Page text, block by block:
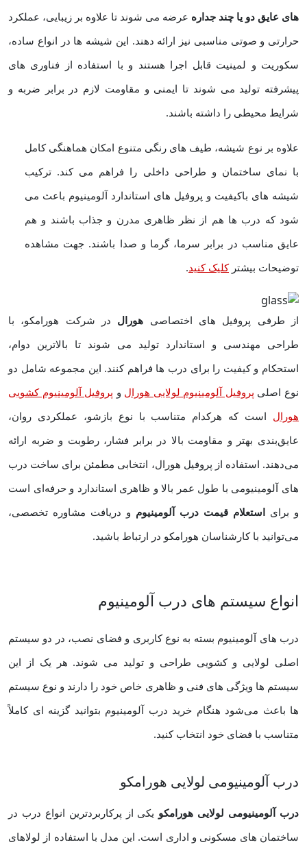
های عایق دو یا چند جداره عرضه می ‌شوند تا علاوه بر زیبایی، عملکرد
حرارتی و صوتی مناسبی نیز ارائه دهند. این شیشه‌ ها در انواع ساده،
سکوریت و لمینیت قابل اجرا هستند و با استفاده از فناوری ‌های
پیشرفته تولید می ‌شوند تا ایمنی و مقاومت لازم در برابر ضربه و
شرایط محیطی را داشته باشند.
علاوه بر نوع شیشه، طیف ‌های رنگی متنوع امکان هماهنگی کامل
با نمای ساختمان و طراحی داخلی را فراهم می‌ کند. ترکیب
شیشه‌ های باکیفیت و پروفیل ‌های استاندارد آلومینیوم باعث می
‌شود که درب ‌ها هم از نظر ظاهری مدرن و جذاب باشند و هم
عایق مناسب در برابر سرما، گرما و صدا باشند. جهت مشاهده
توضیحات بیشترکلیک کنید.
از طرفی پروفیل‌ های اختصاصی هورال در شرکت هورامکو، با
طراحی مهندسی و استاندارد تولید می ‌شوند تا بالاترین دوام،
استحکام و کیفیت را برای درب‌ ها فراهم کنند. این مجموعه شامل دو
نوع اصلی پروفیل آلومینیوم لولایی هورال و پروفیل آلومینیوم کشویی
هورال است که هرکدام متناسب با نوع بازشو، عملکردی روان،
عایق‌بندی بهتر و مقاومت بالا در برابر فشار، رطوبت و ضربه ارائه
می‌دهند. استفاده از پروفیل هورال، انتخابی مطمئن برای ساخت درب‌
های آلومینیومی با طول عمر بالا و ظاهری استاندارد و حرفه‌ای است
و برای استعلام قیمت درب آلومینیوم و دریافت مشاوره تخصصی،
می‌توانید با کارشناسان هورامکو در ارتباط باشید.
انواع سیستم ‌های درب آلومینیوم
درب ‌های آلومینیوم بسته به نوع کاربری و فضای نصب، در دو سیستم
اصلی لولایی و کشویی طراحی و تولید می‌ شوند. هر یک از این
سیستم‌ ها ویژگی‌ های فنی و ظاهری خاص خود را دارند و نوع سیستم‌
ها باعث می‌شود هنگام خرید درب آلومینیوم بتوانید گزینه ‌ای کاملاً
متناسب با فضای خود انتخاب کنید.
درب آلومینیومی لولایی هورامکو
درب آلومینیومی لولایی هورامکو یکی از پرکاربردترین انواع درب در
ساختمان ‌های مسکونی و اداری است. این مدل با استفاده از لولاهای